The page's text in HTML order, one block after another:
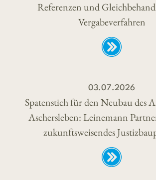
Referenzen und
Vergabeverfahren
03.07.2026
Spatenstich für den Neubau des
Aschersleben: Leinemann
zukunftsweisendes